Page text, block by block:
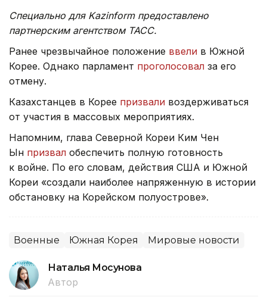
Специально для Kazinform предоставлено
партнерским агентством ТАСС.
Ранее чрезвычайное положение ввели в Южной
Корее. Однако парламент проголосовал за его
отмену.
Казахстанцев в Корее призвали воздерживаться
от участия в массовых мероприятиях.
Напомним, глава Северной Кореи Ким Чен
Ын призвал обеспечить полную готовность
к войне. По его словам, действия США и Южной
Кореи «создали наиболее напряженную в истории
обстановку на Корейском полуострове».
Военные Южная Корея Мировые новости
Наталья Мосунова
Автор